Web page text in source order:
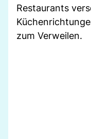
Restaurants
zum Verweilen.